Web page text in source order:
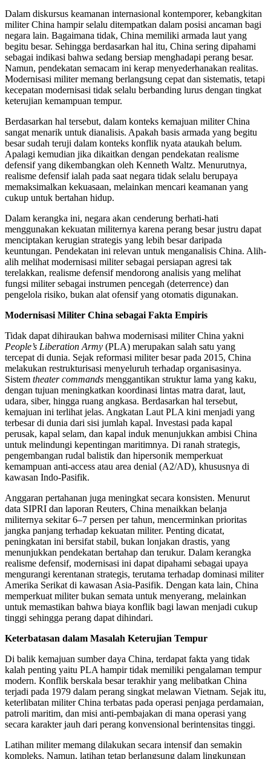
Dalam diskursus keamanan internasional kontemporer, kebangkitan
militer China hampir selalu ditempatkan dalam posisi ancaman bagi
negara lain. Bagaimana tidak, China memiliki armada laut yang
begitu besar. Sehingga berdasarkan hal itu, China sering dipahami
sebagai indikasi bahwa sedang bersiap menghadapi perang besar.
Namun, pendekatan semacam ini kerap menyederhanakan realitas.
Modernisasi militer memang berlangsung cepat dan sistematis, tetapi
kecepatan modernisasi tidak selalu berbanding lurus dengan tingkat
keterujian kemampuan tempur.
Berdasarkan hal tersebut, dalam konteks kemajuan militer China
sangat menarik untuk dianalisis. Apakah basis armada yang begitu
besar sudah teruji dalam konteks konflik nyata ataukah belum.
Apalagi kemudian jika dikaitkan dengan pendekatan realisme
defensif yang dikembangkan oleh Kenneth Waltz. Menurutnya,
realisme defensif ialah pada saat negara tidak selalu berupaya
memaksimalkan kekuasaan, melainkan mencari keamanan yang
cukup untuk bertahan hidup.
Dalam kerangka ini, negara akan cenderung berhati-hati
menggunakan kekuatan militernya karena perang besar justru dapat
menciptakan kerugian strategis yang lebih besar daripada
keuntungan. Pendekatan ini relevan untuk menganalisis China. Alih-
alih melihat modernisasi militer sebagai persiapan agresi tak
terelakkan, realisme defensif mendorong analisis yang melihat
fungsi militer sebagai instrumen pencegah (deterrence) dan
pengelola risiko, bukan alat ofensif yang otomatis digunakan.
Modernisasi Militer China sebagai Fakta Empiris
Tidak dapat dihiraukan bahwa modernisasi militer China yakni
People’s Liberation Army (PLA) merupakan salah satu yang
tercepat di dunia. Sejak reformasi militer besar pada 2015, China
melakukan restrukturisasi menyeluruh terhadap organisasinya.
Sistem theater commands menggantikan struktur lama yang kaku,
dengan tujuan meningkatkan koordinasi lintas matra darat, laut,
udara, siber, hingga ruang angkasa. Berdasarkan hal tersebut,
kemajuan ini terlihat jelas. Angkatan Laut PLA kini menjadi yang
terbesar di dunia dari sisi jumlah kapal. Investasi pada kapal
perusak, kapal selam, dan kapal induk menunjukkan ambisi China
untuk melindungi kepentingan maritimnya. Di ranah strategis,
pengembangan rudal balistik dan hipersonik memperkuat
kemampuan anti-access atau area denial (A2/AD), khususnya di
kawasan Indo-Pasifik.
Anggaran pertahanan juga meningkat secara konsisten. Menurut
data SIPRI dan laporan Reuters, China menaikkan belanja
militernya sekitar 6–7 persen per tahun, mencerminkan prioritas
jangka panjang terhadap kekuatan militer. Penting dicatat,
peningkatan ini bersifat stabil, bukan lonjakan drastis, yang
menunjukkan pendekatan bertahap dan terukur. Dalam kerangka
realisme defensif, modernisasi ini dapat dipahami sebagai upaya
mengurangi kerentanan strategis, terutama terhadap dominasi militer
Amerika Serikat di kawasan Asia-Pasifik. Dengan kata lain, China
memperkuat militer bukan semata untuk menyerang, melainkan
untuk memastikan bahwa biaya konflik bagi lawan menjadi cukup
tinggi sehingga perang dapat dihindari.
Keterbatasan dalam Masalah Keterujian Tempur
Di balik kemajuan sumber daya China, terdapat fakta yang tidak
kalah penting yaitu PLA hampir tidak memiliki pengalaman tempur
modern. Konflik berskala besar terakhir yang melibatkan China
terjadi pada 1979 dalam perang singkat melawan Vietnam. Sejak itu,
keterlibatan militer China terbatas pada operasi penjaga perdamaian,
patroli maritim, dan misi anti-pembajakan di mana operasi yang
secara karakter jauh dari perang konvensional berintensitas tinggi.
Latihan militer memang dilakukan secara intensif dan semakin
kompleks. Namun, latihan tetap berlangsung dalam lingkungan